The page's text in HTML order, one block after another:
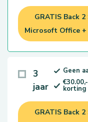
GRATIS Back
Microsoft Office
3
jaar
Geen
korting
GRATIS Back